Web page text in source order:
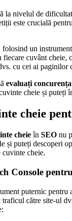
la nivelul de
este crucială
un
cuvânt
cu cei ai paginilor
evaluați
cheie și
cheie
cheieîn SEO nu
și puteți descoperi
cuvinte cheie.
Console
puternic
către site-ul